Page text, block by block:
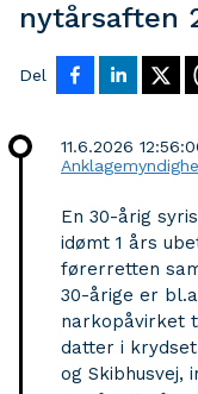
nytårsaften
Del
11.6.2026
En 30-årig
idømt 1 års
førerretten
30-årige er
narkopåvirket
datter i
og Skibhusvej,